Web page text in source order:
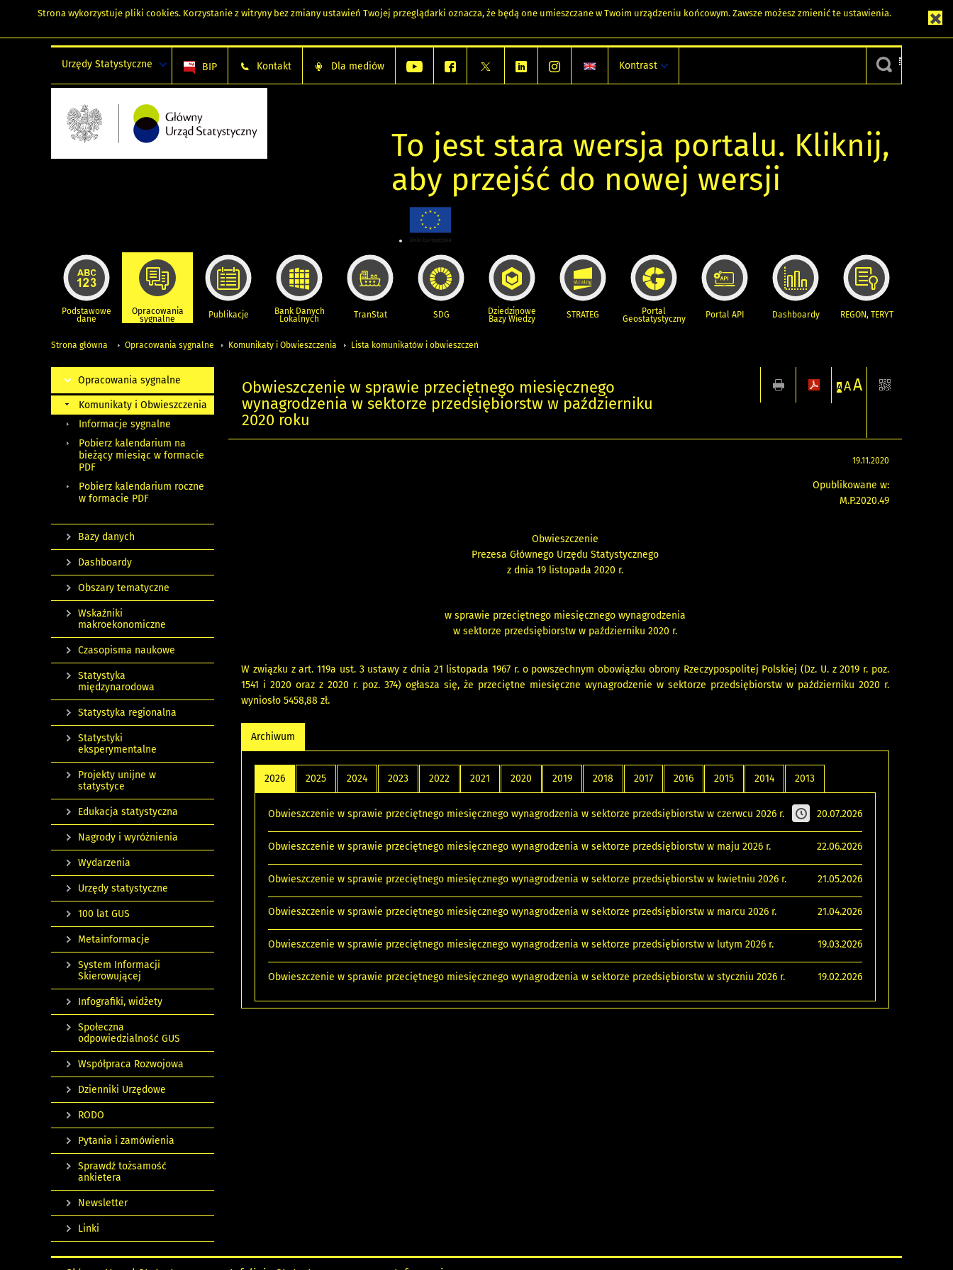
Strona wykorzystuje pliki cookies. Korzystanie z witryny bez zmiany ustawień Twojej przeglądarki oznacza, że będą one umieszczane w Twoim urządzeniu końcowym. Zawsze możesz zmienić te ustawienia.
Urzędy Statystyczne BIP Kontakt Dla mediów Kontrast
To jest stara wersja portalu. Kliknij,
aby przejść do nowej wersji
Podstawowe
dane
Opracowania
sygnalne Publikacje Bank Danych
Lokalnych TranStat SDG Dziedzinowe
Bazy Wiedzy STRATEG Portal
Geostatystyczny Portal API Dashboardy REGON, TERYT
Strona główna Opracowania sygnalne Komunikaty i Obwieszczenia Lista komunikatów i obwieszczeń
Obwieszczenie w sprawie przeciętnego miesięcznego
wynagrodzenia w sektorze przedsiębiorstw w październiku
2020 roku
A AA
19.11.2020
Opublikowane w:
M.P.2020.49
Obwieszczenie
Prezesa Głównego Urzędu Statystycznego
z dnia 19 listopada 2020 r.
w sprawie przeciętnego miesięcznego wynagrodzenia
w sektorze przedsiębiorstw w październiku 2020 r.
W związku z art. 119a ust. 3 ustawy z dnia 21 listopada 1967 r. o powszechnym obowiązku obrony Rzeczypospolitej Polskiej (Dz. U. z 2019 r. poz.
1541 i 2020 oraz z 2020 r. poz. 374) ogłasza się, że przeciętne miesięczne wynagrodzenie w sektorze przedsiębiorstw w październiku 2020 r.
wyniosło 5458,88 zł.
Archiwum
2026 2025 2024 2023 2022 2021 2020 2019 2018 2017 2016 2015 2014 2013
20.07.2026
Obwieszczenie w sprawie przeciętnego miesięcznego wynagrodzenia w sektorze przedsiębiorstw w czerwcu 2026 r.
22.06.2026
Obwieszczenie w sprawie przeciętnego miesięcznego wynagrodzenia w sektorze przedsiębiorstw w maju 2026 r.
21.05.2026
Obwieszczenie w sprawie przeciętnego miesięcznego wynagrodzenia w sektorze przedsiębiorstw w kwietniu 2026 r.
21.04.2026
Obwieszczenie w sprawie przeciętnego miesięcznego wynagrodzenia w sektorze przedsiębiorstw w marcu 2026 r.
19.03.2026
Obwieszczenie w sprawie przeciętnego miesięcznego wynagrodzenia w sektorze przedsiębiorstw w lutym 2026 r.
19.02.2026
Obwieszczenie w sprawie przeciętnego miesięcznego wynagrodzenia w sektorze przedsiębiorstw w styczniu 2026 r.
Opracowania sygnalne
Komunikaty i Obwieszczenia
Informacje sygnalne
Pobierz kalendarium na
bieżący miesiąc w formacie
PDF
Pobierz kalendarium roczne
w formacie PDF
Bazy danych
Dashboardy
Obszary tematyczne
Wskaźniki
makroekonomiczne
Czasopisma naukowe
Statystyka
międzynarodowa
Statystyka regionalna
Statystyki
eksperymentalne
Projekty unijne w
statystyce
Edukacja statystyczna
Nagrody i wyróżnienia
Wydarzenia
Urzędy statystyczne
100 lat GUS
Metainformacje
System Informacji
Skierowującej
Infografiki, widżety
Społeczna
odpowiedzialność GUS
Współpraca Rozwojowa
Dzienniki Urzędowe
RODO
Pytania i zamówienia
Sprawdź tożsamość
ankietera
Newsletter
Linki